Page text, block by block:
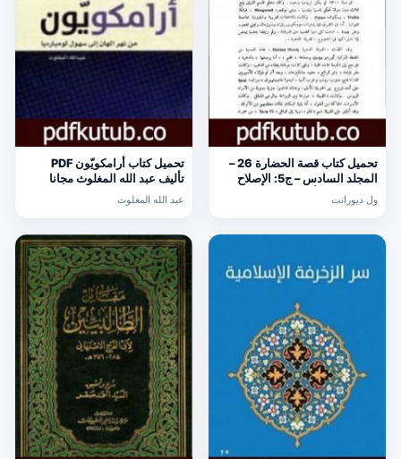
تحميل كتاب قصة الحضارة 26 –
المجلد السادس – ج5: الإصلاح
مجانا [كامل]
ول ديورانت
تحميل كتاب أرامكويّون PDF
تأليف عبد الله المغلوث مجانا
[كامل]
عبد الله المغلوث